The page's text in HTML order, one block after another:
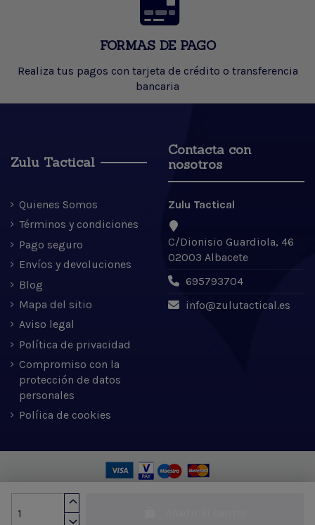
FORMAS DE PAGO
Realiza tus pagos con tarjeta de crédito o transferencia
bancaria
Zulu Tactical
Quienes Somos
Términos y condiciones
Pago seguro
Envíos y devoluciones
Blog
Mapa del sitio
Aviso legal
Política de privacidad
Compromiso con la
protección de datos
personales
Políica de cookies
Contacta con
nosotros
Zulu Tactical
C/Dionisio Guardiola, 46
02003 Albacete
695793704
info@zulutactical.es
Zulu Tactical S.L. © 2022 | Desarrollado por Expertic